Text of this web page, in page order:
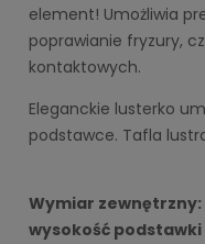
element! Umożliwia
poprawianie fryzury,
kontaktowych.
Eleganckie lusterko
podstawce. Tafla
Wymiar
wysokość podstawki